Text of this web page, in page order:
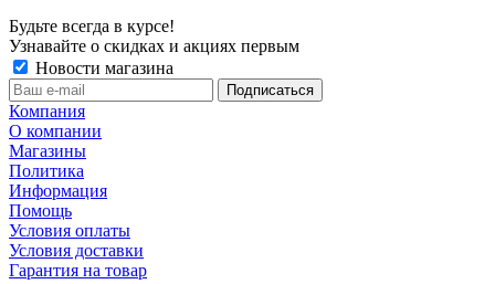
Будьте всегда в курсе!
Узнавайте о скидках и акциях первым
Новости магазина
Компания
О компании
Магазины
Политика
Информация
Помощь
Условия оплаты
Условия доставки
Гарантия на товар